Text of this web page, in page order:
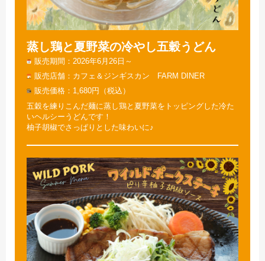
蒸し鶏と夏野菜の冷やし五穀うどん
販売期間
2026年6月26日～
販売店舗
カフェ＆ジンギスカン FARM DINER
販売価格
1,680円（税込）
五穀を練りこんだ麺に蒸し鶏と夏野菜をトッピングした冷た
いヘルシーうどんです！
柚子胡椒でさっぱりとした味わいに♪